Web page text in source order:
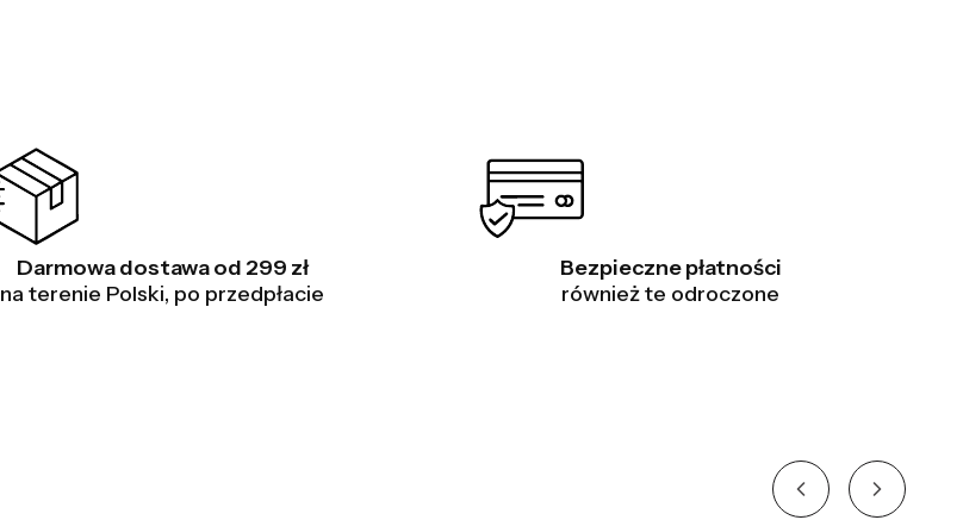
Darmowa dostawa od 299 zł
na terenie Polski, po przedpłacie
Bezpieczne płatności
również te odroczone